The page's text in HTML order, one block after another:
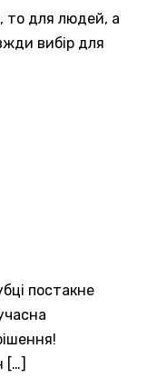
то для людей, а
вибір для
постакне
[…]